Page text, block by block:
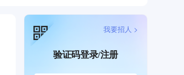
验证码登录/注册
我要招人 >